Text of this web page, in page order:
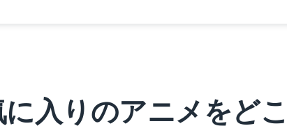
入りのアニメをど